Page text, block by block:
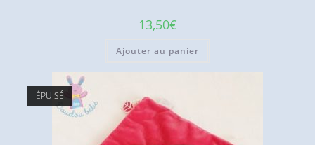
13,50€
Ajouter au panier
ÉPUISÉ